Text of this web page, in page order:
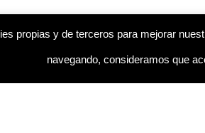
propias y de terceros para mejorar
navegando, consideramos que